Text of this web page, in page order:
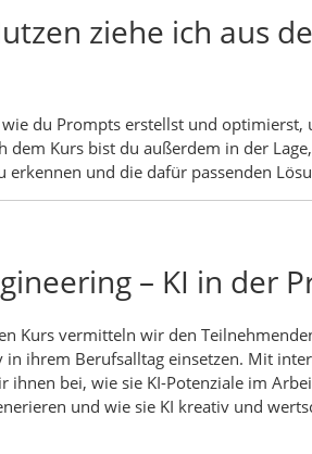
ziehe ich aus
du Prompts erstellst und optimierst,
dem Kurs bist du außerdem in der
erkennen und die dafür passenden
– KI in der
Kurs vermitteln wir den
in ihrem Berufsalltag einsetzen. Mit
ihnen bei, wie sie KI-Potenziale im
und wie sie KI kreativ und